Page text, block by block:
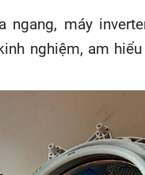
máy
nghiệm, am